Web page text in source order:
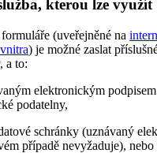
kterou lze využít
(uveřejněné na
) je možné zaslat
a to:
elektronickým
podatelny,
schránky (uznávaný
případě nevyžaduje), nebo